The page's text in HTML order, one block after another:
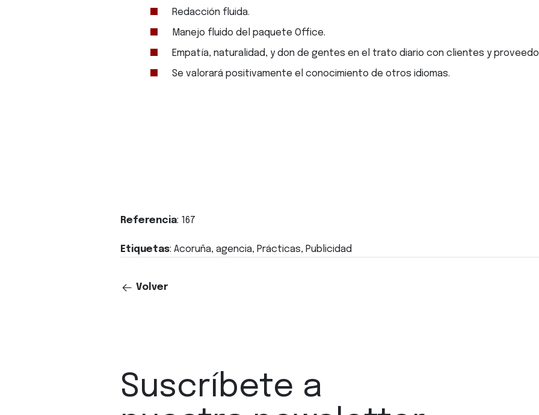
Redacción fluida.
Manejo fluido del paquete Office.
Empatía, naturalidad, y don de gentes en el trato diario con clientes y
Se valorará positivamente el conocimiento de otros idiomas.
Referencia: 167
Etiquetas: Acoruña, agencia, Prácticas, Publicidad
Volver
Suscríbete a